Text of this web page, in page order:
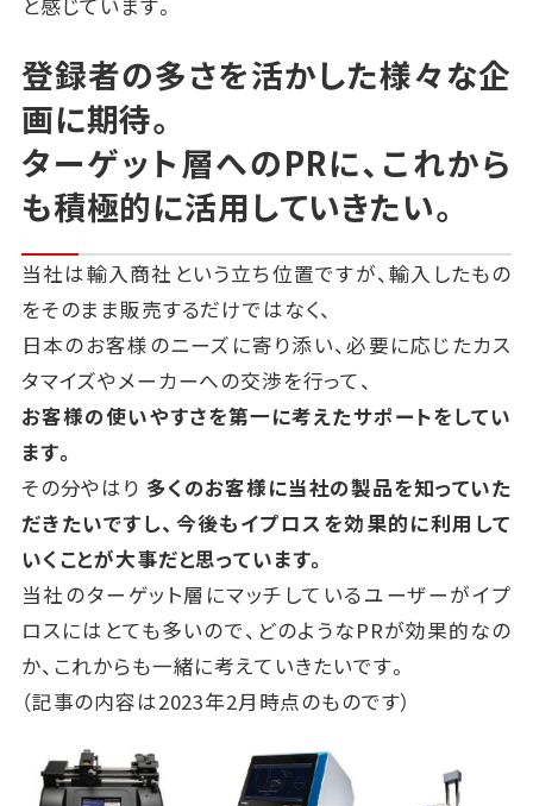
と感じています。
登録者の多さを活かした様々な企
画に期待。
ターゲット層へのPRに、これから
も積極的に活用していきたい。
当社は輸入商社という立ち位置ですが、輸入したもの
をそのまま販売するだけではなく、
日本のお客様のニーズに寄り添い、必要に応じたカス
タマイズやメーカーへの交渉を行って、
お客様の使いやすさを第一に考えたサポートをしてい
ます。
その分やはり 多くのお客様に当社の製品を知っていた
だきたいですし、今後もイプロスを効果的に利用して
いくことが大事だと思っています。
当社のターゲット層にマッチしているユーザーがイプ
ロスにはとても多いので、どのようなPRが効果的なの
か、これからも一緒に考えていきたいです。
（記事の内容は2023年2月時点のものです）